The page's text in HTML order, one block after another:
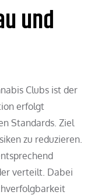
und
Clubs ist der
erfolgt
Standards. Ziel
zu reduzieren.
verteilt. Dabei